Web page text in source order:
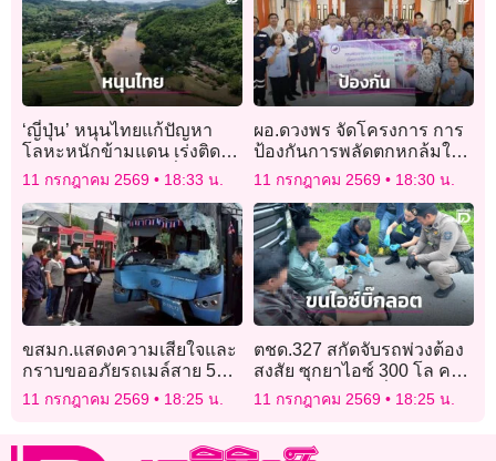
‘ญี่ปุ่น’ หนุนไทยแก้ปัญหา
โลหะหนักข้ามแดน เร่งติดตั้ง
ระบบกำจัดสารหนูเพื่อความ
ปลอดภัยของประชาชน
11 กรกฎาคม 2569 18:33 น.
ผอ.ดวงพร จัดโครงการ การ
ป้องกันการพลัดตกหกล้มในผู้
สูงอายุและการดูแลผู้ป่วย
สะโพกหักแบบไร้รอยต่อ
11 กรกฎาคม 2569 18:30 น.
ขสมก.แสดงความเสียใจและ
กราบขออภัยรถเมล์สาย 514
(1-54) คันเร่งค้างชนต้นไม้
เจ็บ 10 ราย
11 กรกฎาคม 2569 18:25 น.
ตชด.327 สกัดจับรถพ่วงต้อง
สงสัย ซุกยาไอซ์ 300 โล คา
ช่องลับหลังเบาะที่เชียงราย
11 กรกฎาคม 2569 18:25 น.